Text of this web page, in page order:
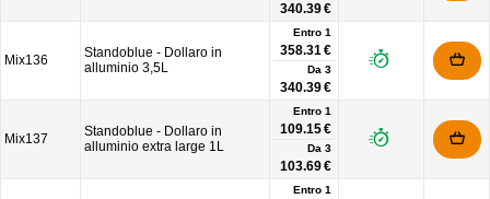
340.39 €
Mix136
Standoblue - Dollaro in
alluminio 3,5L
Entro 1
358.31 €
Da 3
340.39 €
Mix137
Standoblue - Dollaro in
alluminio extra large 1L
Entro 1
109.15 €
Da 3
103.69 €
Entro 1